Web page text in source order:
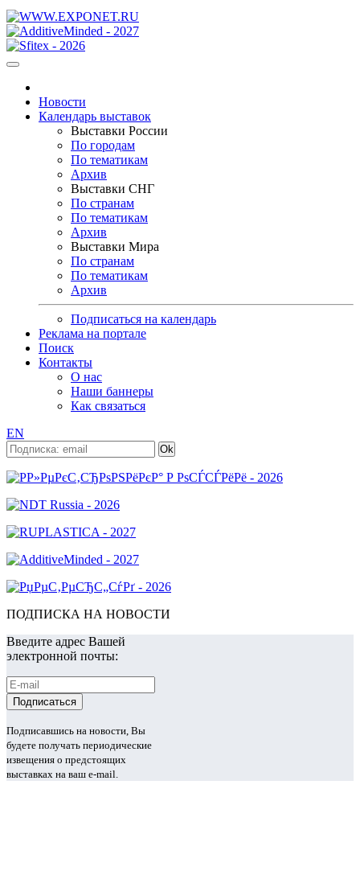
Новости
Календарь выставок
Выставки России
По городам
По тематикам
Архив
Выставки СНГ
По странам
По тематикам
Архив
Выставки Мира
По странам
По тематикам
Архив
Подписаться на календарь
Реклама на портале
Поиск
Контакты
О нас
Наши баннеры
Как связаться
EN
ПОДПИСКА НА НОВОСТИ
Введите адрес Вашей
электронной почты:
Подписавшись на новости, Вы
будете получать периодические
извещения о предстоящих
выставках на ваш e-mail.